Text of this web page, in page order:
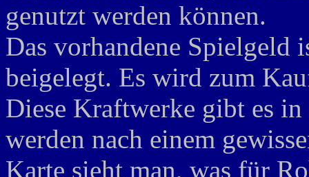
genutzt werden können.
Das vorhandene Spielgeld
beigelegt. Es wird zum
Diese Kraftwerke gibt es
werden nach einem
Karte sieht man, was für